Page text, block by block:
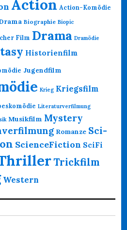
Action Action-Komödie
Biographie Biopic
Film Drama Dramödie
Historienfilm
Jugendfilm
Krieg Kriegsfilm
Literaturverfilmung
Musikfilm Mystery
Romanze Sci-
ScienceFiction SciFi
Trickfilm
Western